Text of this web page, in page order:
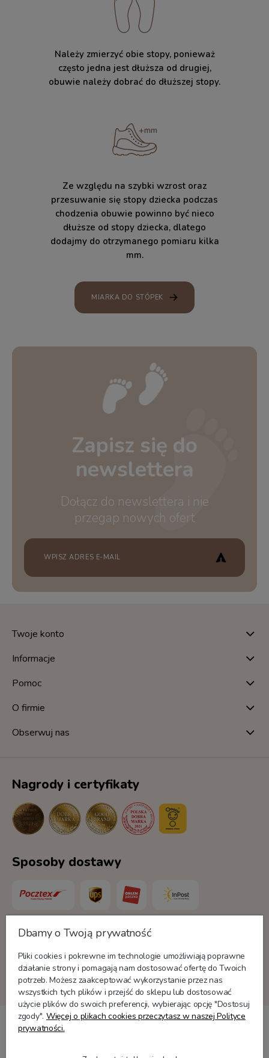
Należy zmierzyć obie stopy, ponieważ
często jedna jest dłuższa od drugiej,
obuwie należy dobrać do dłuższej stopy.
Ze względu na szybki wzrost oraz
przesuwanie się stopy dziecka podczas
chodzenia obuwie powinno być nieco
dłuższe od stopy dziecka, dlatego
dodajmy do otrzymanego pomiaru kilka
mm.
MIARKA DO STÓPEK
Zapisz się do
newslettera
Dołącz do newslettera i nie
przegap nowych ofert
Twoje konto
Informacje
Pomoc
O firmie
Obserwuj nas
Nagrody i certyfikaty
Sposoby dostawy
Formy płatności
Dbamy o Twoją prywatność
Pliki cookies i pokrewne im technologie umożliwiają poprawne
działanie strony i pomagają nam dostosować ofertę do Twoich
potrzeb. Możesz zaakceptować wykorzystanie przez nas
wszystkich tych plików i przejść do sklepu lub dostosować
użycie plików do swoich preferencji, wybierając opcję "Dostosuj
zgody". Więcej o plikach cookies przeczytasz w naszej Polityce
prywatności.